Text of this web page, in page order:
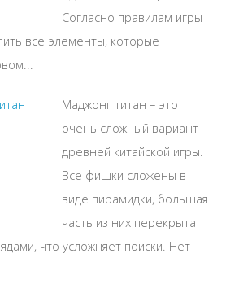
Согласно правилам игры
все элементы, которые
Маджонг титан – это
очень сложный вариант
древней китайской игры.
Все фишки сложены в
виде пирамидки, большая
часть из них перекрыта
что усложняет поиски. Нет